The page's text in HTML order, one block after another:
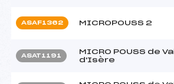
ASAF1362 MICROPOUSS 2
ASAT1191
MICRO POUSS de Val
d'Isère